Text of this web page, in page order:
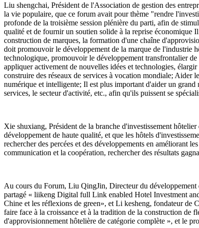
Liu shengchai, Président de l'Association de gestion des
la vie populaire, que ce forum avait pour thème "rendre
profonde de la troisième session plénière du parti, afin de
qualité et de fournir un soutien solide à la reprise économique
construction de marques, la formation d'une chaîne
doit promouvoir le développement de la marque de
technologique, promouvoir le développement transfrontalier de
appliquer activement de nouvelles idées et technologies,
construire des réseaux de services à vocation mondiale; Aider
numérique et intelligente; Il est plus important d'aider un
services, le secteur d'activité, etc., afin qu'ils puissent se
Xie shuxiang, Président de la branche d'investissement
développement de haute qualité, et que les hôtels
rechercher des percées et des développements en améliorant
communication et la coopération, rechercher des résultats
Au cours du Forum, Liu QingJin, Directeur du
partagé « liikeng Digital full Link enabled Hotel Investment
Chine et les réflexions de green», et Li kesheng, fondateur
faire face à la croissance et à la tradition de la construction de
d'approvisionnement hôtelière de catégorie complète », et le